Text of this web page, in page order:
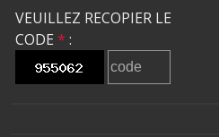
VEUILLEZ RECOPIER LE
CODE * :